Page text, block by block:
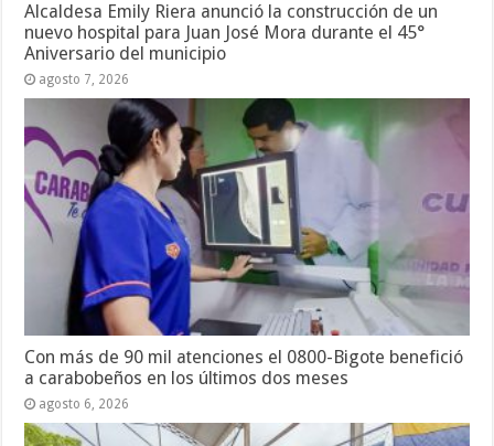
Alcaldesa Emily Riera anunció la construcción de un
nuevo hospital para Juan José Mora durante el 45°
Aniversario del municipio
agosto 7, 2026
Con más de 90 mil atenciones el 0800-Bigote benefició
a carabobeños en los últimos dos meses
agosto 6, 2026